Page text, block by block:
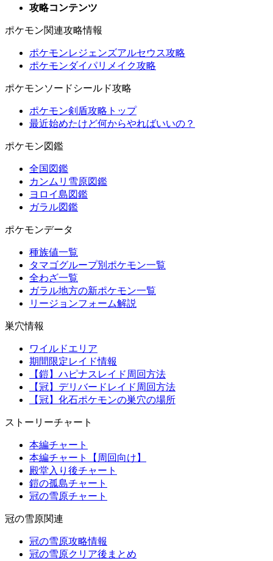
攻略コンテンツ
ポケモン関連攻略情報
ポケモンレジェンズアルセウス攻略
ポケモンダイパリメイク攻略
ポケモンソードシールド攻略
ポケモン剣盾攻略トップ
最近始めたけど何からやればいいの？
ポケモン図鑑
全国図鑑
カンムリ雪原図鑑
ヨロイ島図鑑
ガラル図鑑
ポケモンデータ
種族値一覧
タマゴグループ別ポケモン一覧
全わざ一覧
ガラル地方の新ポケモン一覧
リージョンフォーム解説
巣穴情報
ワイルドエリア
期間限定レイド情報
【鎧】ハピナスレイド周回方法
【冠】デリバードレイド周回方法
【冠】化石ポケモンの巣穴の場所
ストーリーチャート
本編チャート
本編チャート【周回向け】
殿堂入り後チャート
鎧の孤島チャート
冠の雪原チャート
冠の雪原関連
冠の雪原攻略情報
冠の雪原クリア後まとめ